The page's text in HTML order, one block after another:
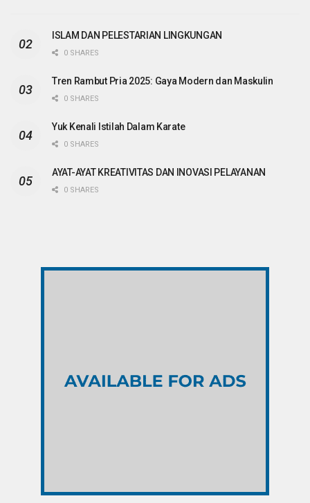
ISLAM DAN PELESTARIAN LINGKUNGAN
0 SHARES
Tren Rambut Pria 2025: Gaya Modern dan Maskulin
0 SHARES
Yuk Kenali Istilah Dalam Karate
0 SHARES
AYAT-AYAT KREATIVITAS DAN INOVASI PELAYANAN
0 SHARES